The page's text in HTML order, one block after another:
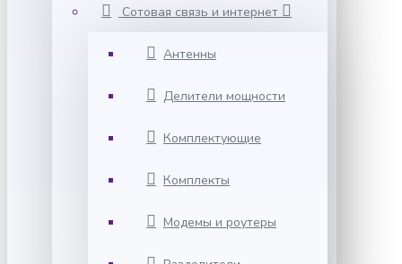
Сотовая связь и интернет
Антенны
Делители мощности
Комплектующие
Комплекты
Модемы и роутеры